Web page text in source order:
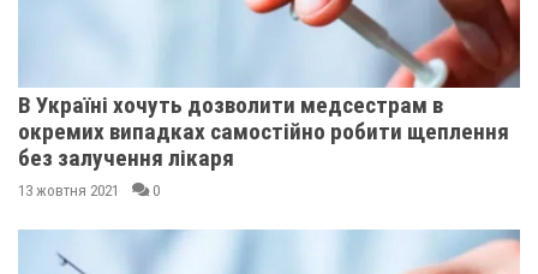
В Україні хочуть дозволити медсестрам в
окремих випадках самостійно робити щеплення
без залучення лікаря
13 жовтня 2021 0